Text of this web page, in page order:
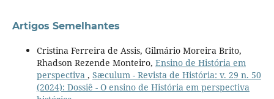
Artigos Semelhantes
Cristina Ferreira de Assis, Gilmário Moreira Brito,
Rhadson Rezende Monteiro, Ensino de História em
perspectiva , Sæculum - Revista de História: v. 29 n. 50
(2024): Dossiê - O ensino de História em perspectiva